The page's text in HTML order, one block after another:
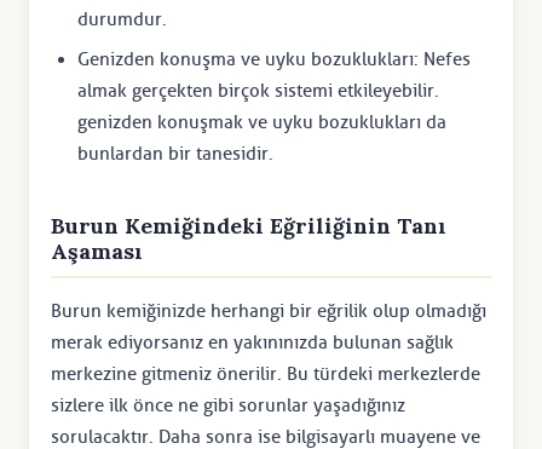
durumdur.
Genizden konuşma ve uyku bozuklukları: Nefes
almak gerçekten birçok sistemi etkileyebilir.
genizden konuşmak ve uyku bozuklukları da
bunlardan bir tanesidir.
Burun Kemiğindeki Eğriliğinin Tanı
Aşaması
Burun kemiğinizde herhangi bir eğrilik olup olmadığı
merak ediyorsanız en yakınınızda bulunan sağlık
merkezine gitmeniz önerilir. Bu türdeki merkezlerde
sizlere ilk önce ne gibi sorunlar yaşadığınız
sorulacaktır. Daha sonra ise bilgisayarlı muayene ve